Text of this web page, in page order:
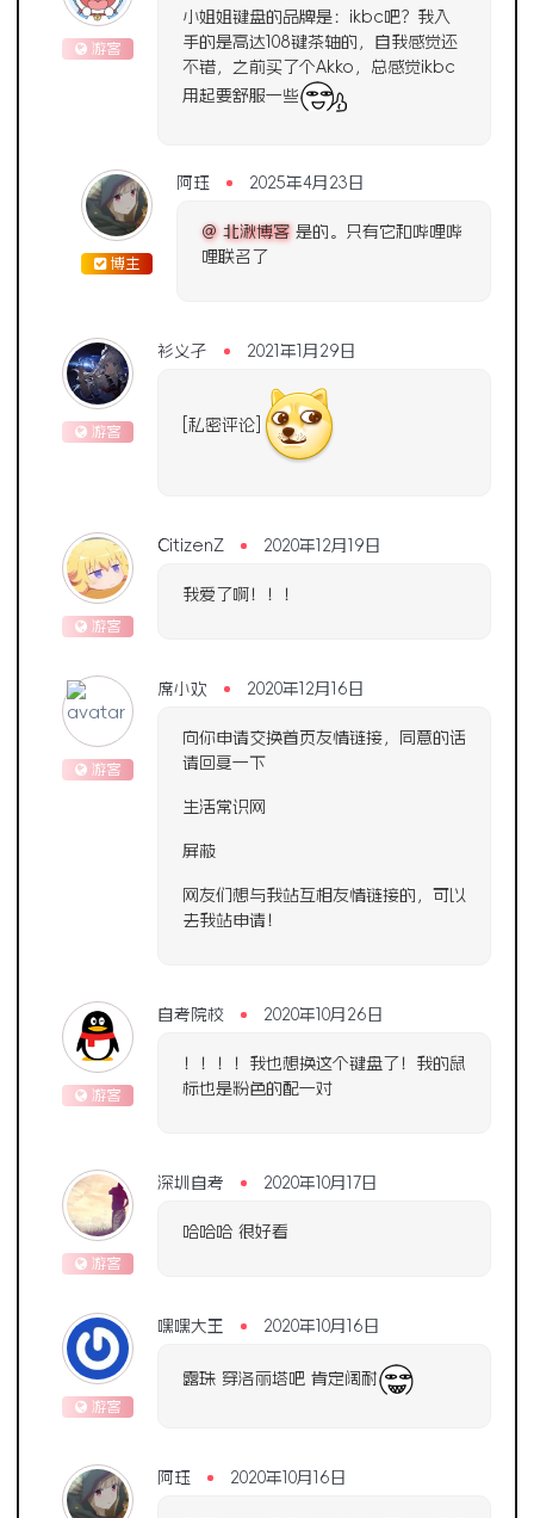
游客
小姐姐键盘的品牌是：ikbc吧？我入
手的是高达108键茶轴的，自我感觉还
不错，之前买了个Akko，总感觉ikbc
用起要舒服一些
博主
阿珏 2025年4月23日
@ 北湫博客 是的。只有它和哔哩哔
哩联名了
游客
衫义孑 2021年1月29日
[私密评论]
游客
CitizenZ 2020年12月19日
我爱了啊！！！
游客
席小欢 2020年12月16日
向你申请交换首页友情链接，同意的话
请回复一下
生活常识网
屏蔽
网友们想与我站互相友情链接的，可以
去我站申请！
游客
自考院校 2020年10月26日
！！！！我也想换这个键盘了！我的鼠
标也是粉色的配一对
游客
深圳自考 2020年10月17日
哈哈哈 很好看
游客
嘿嘿大王 2020年10月16日
露珠 穿洛丽塔吧 肯定阔耐
阿珏 2020年10月16日